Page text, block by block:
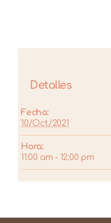
Detalles
Fecha:
10/Oct/2021
Hora:
11:00 am - 12:00 pm